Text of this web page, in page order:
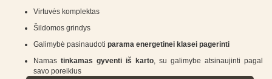
Virtuvės komplektas
Šildomos grindys
Galimybė pasinaudoti parama energetinei klasei pagerinti
Namas tinkamas gyventi iš karto, su galimybe atsinaujinti pagal
savo poreikius